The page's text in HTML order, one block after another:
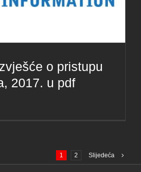
o pristupu
2017. u pdf
1 2 Slijedeća